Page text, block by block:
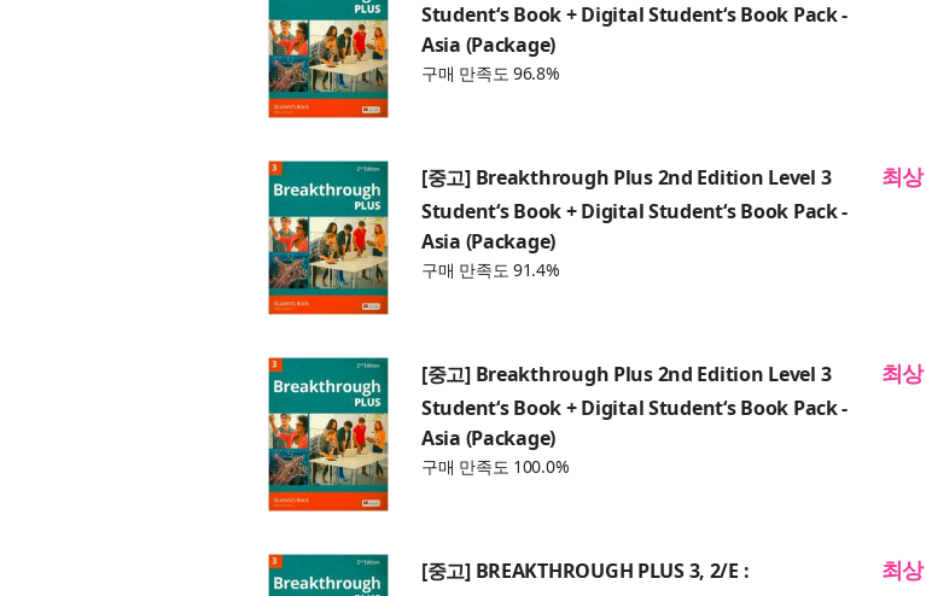
Student‘s Book + Digital Student‘s Book Pack -
Asia (Package)
구매 만족도 96.8%
[중고] Breakthrough Plus 2nd Edition Level 3
Student‘s Book + Digital Student‘s Book Pack -
Asia (Package)
구매 만족도 91.4%
최상
[중고] Breakthrough Plus 2nd Edition Level 3
Student‘s Book + Digital Student‘s Book Pack -
Asia (Package)
구매 만족도 100.0%
최상
[중고] BREAKTHROUGH PLUS 3, 2/E : 최상